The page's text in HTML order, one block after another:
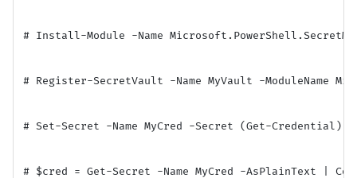
# Install-Module -Name
# Register-SecretVault -Name MyVault -ModuleName
# Set-Secret -Name MyCred -Secret (Get-Credential)
# $cred = Get-Secret -Name MyCred -AsPlainText |